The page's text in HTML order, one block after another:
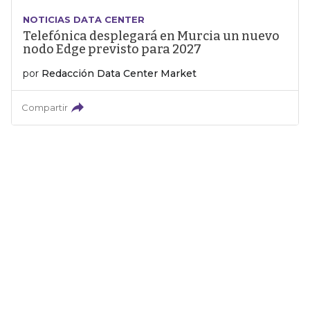
NOTICIAS DATA CENTER
Telefónica desplegará en Murcia un nuevo
nodo Edge previsto para 2027
por Redacción Data Center Market
Compartir